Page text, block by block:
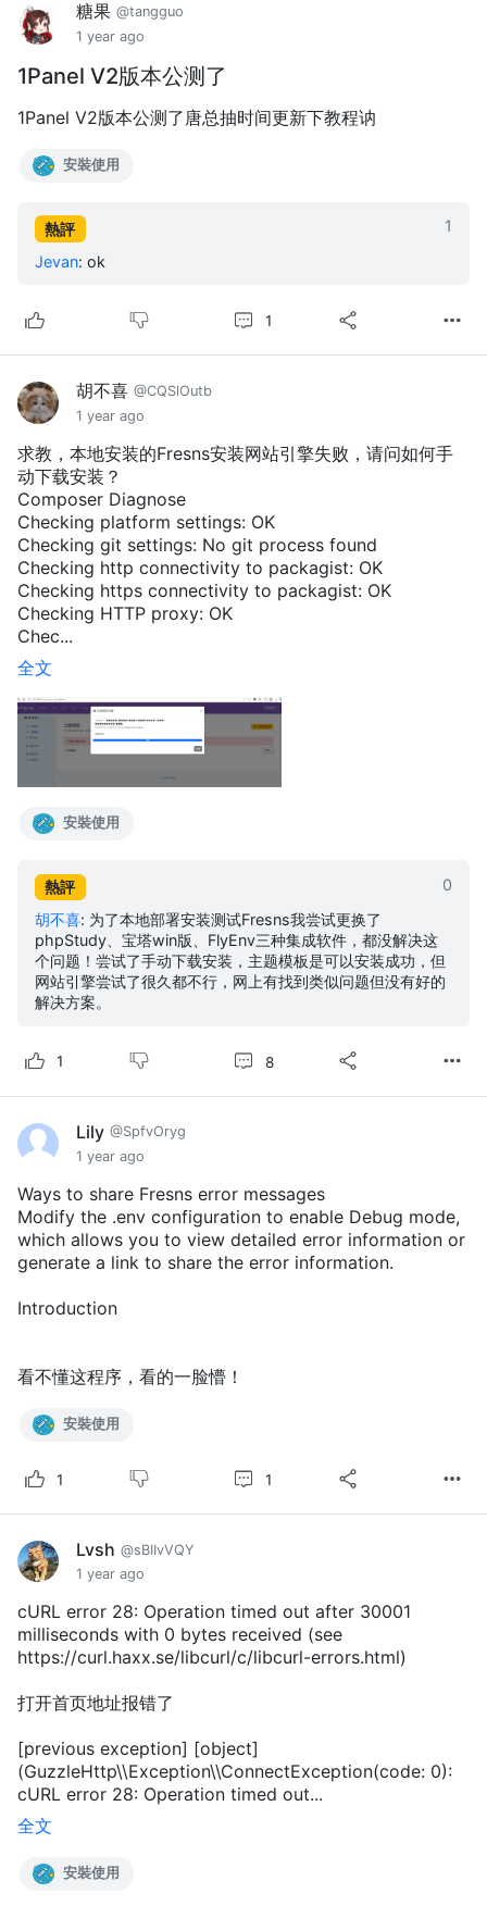
糖果 @tangguo
1 year ago
1Panel V2版本公测了
1Panel V2版本公测了唐总抽时间更新下教程讷
安裝使用
熱評
1
Jevan: ok
1
胡不喜 @CQSlOutb
1 year ago
求教，本地安装的Fresns安装网站引擎失败，请问如何手
动下载安装？
Composer Diagnose
Checking platform settings: OK
Checking git settings: No git process found
Checking http connectivity to packagist: OK
Checking https connectivity to packagist: OK
Checking HTTP proxy: OK
Chec...
全文
安裝使用
熱評
0
胡不喜: 为了本地部署安装测试Fresns我尝试更换了
phpStudy、宝塔win版、FlyEnv三种集成软件，都没解决这
个问题！尝试了手动下载安装，主题模板是可以安装成功，但
网站引擎尝试了很久都不行，网上有找到类似问题但没有好的
解决方案。
1 8
Lily @SpfvOryg
1 year ago
Ways to share Fresns error messages
Modify the .env configuration to enable Debug mode,
which allows you to view detailed error information or
generate a link to share the error information.
Introduction
看不懂这程序，看的一脸懵！
安裝使用
1 1
Lvsh @sBIIvVQY
1 year ago
cURL error 28: Operation timed out after 30001
milliseconds with 0 bytes received (see
https://curl.haxx.se/libcurl/c/libcurl-errors.html)
打开首页地址报错了
[previous exception] [object]
(GuzzleHttp\\Exception\\ConnectException(code: 0):
cURL error 28: Operation timed out...
全文
安裝使用